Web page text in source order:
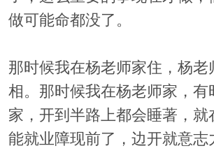
做可能命都没了。
那时候我在杨老师家住，杨老
相。那时候我在杨老师家，有
家，开到半路上都会睡著，就
能就业障现前了，边开就意志